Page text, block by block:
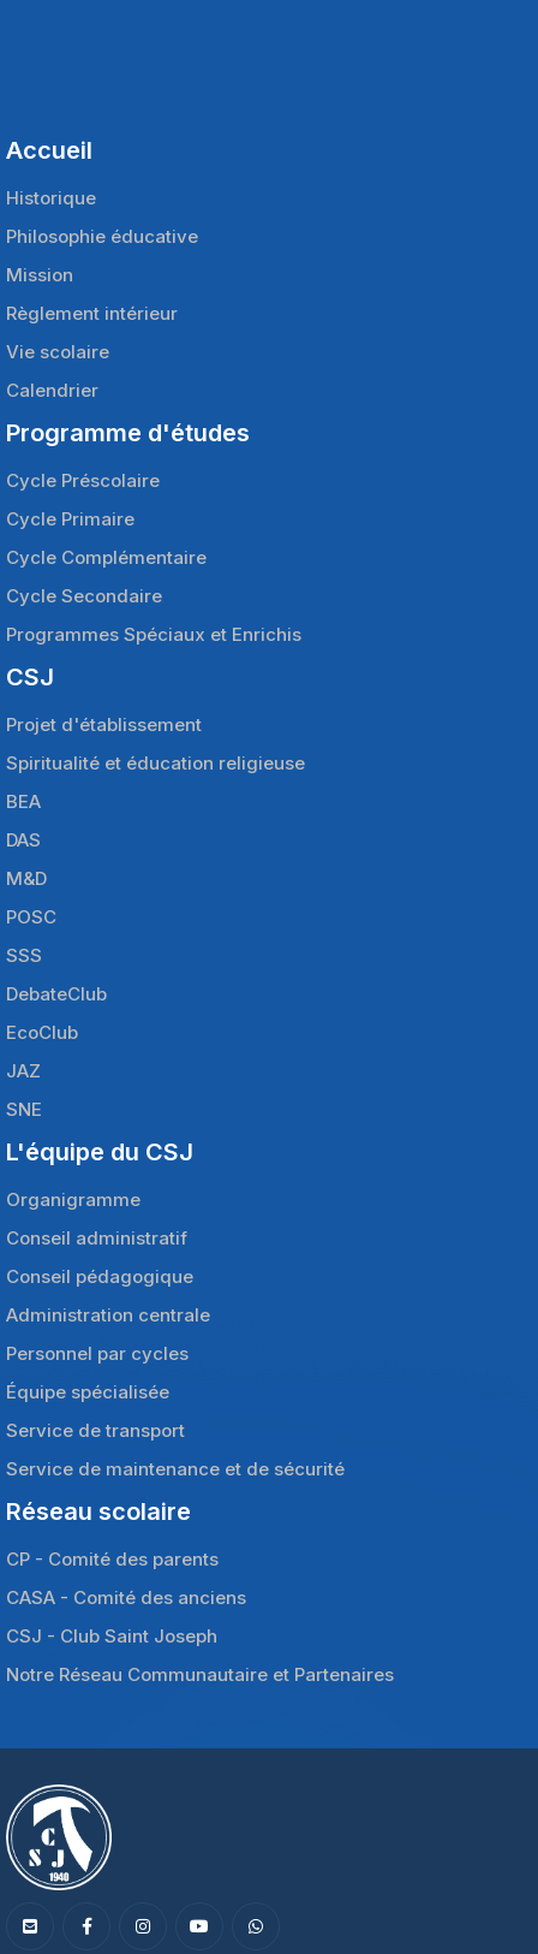
Accueil
Historique
Philosophie éducative
Mission
Règlement intérieur
Vie scolaire
Calendrier
Programme d'études
Cycle Préscolaire
Cycle Primaire
Cycle Complémentaire
Cycle Secondaire
Programmes Spéciaux et Enrichis
CSJ
Projet d'établissement
Spiritualité et éducation religieuse
BEA
DAS
M&D
POSC
SSS
DebateClub
EcoClub
JAZ
SNE
L'équipe du CSJ
Organigramme
Conseil administratif
Conseil pédagogique
Administration centrale
Personnel par cycles
Équipe spécialisée
Service de transport
Service de maintenance et de sécurité
Réseau scolaire
CP - Comité des parents
CASA - Comité des anciens
CSJ - Club Saint Joseph
Notre Réseau Communautaire et Partenaires